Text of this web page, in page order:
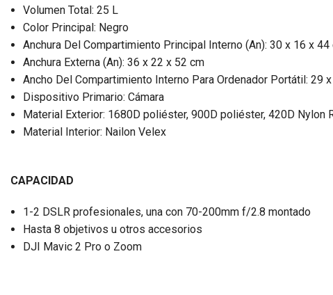
Volumen Total: 25 L
Color Principal: Negro
Anchura Del Compartimiento Principal Interno (An): 30 x 16 x 44
Anchura Externa (An): 36 x 22 x 52 cm
Ancho Del Compartimiento Interno Para Ordenador Portátil: 29
Dispositivo Primario: Cámara
Material Exterior: 1680D poliéster, 900D poliéster, 420D Nylon
Material Interior: Nailon Velex
CAPACIDAD
1-2 DSLR profesionales, una con 70-200mm f/2.8 montado
Hasta 8 objetivos u otros accesorios
DJI Mavic 2 Pro o Zoom